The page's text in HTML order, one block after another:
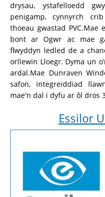
drysau, ystafelloedd
penigamp, cynnyrch
thoeau gwastad
bont ar Ogwr ac mae
flwyddyn ledled de a
orllewin Lloegr. Dyma un
ardal.Mae Dunraven
safon, integreiddiad
mae'n dal i dyfu ar ôl dros
Essilor